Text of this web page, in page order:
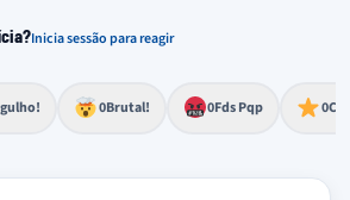
Inicia sessão para reagir
aprovação forte
sentimento profundo
0Brutal!
de grande impacto 0Fds Pqp
raiva, frustração ou espanto extremo 0
o melhor